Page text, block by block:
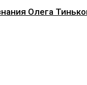
Олега